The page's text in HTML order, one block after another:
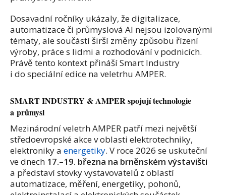
Dosavadní ročníky ukázaly, že digitalizace,
automatizace či průmyslová AI nejsou izolovanými
tématy, ale součástí širší změny způsobu řízení
výroby, práce s lidmi a rozhodování v podnicích.
Právě tento kontext přináší Smart Industry
i do speciální edice na veletrhu AMPER.
SMART INDUSTRY & AMPER spojují technologie
a průmysl
Mezinárodní veletrh AMPER patří mezi největší
středoevropské akce v oblasti elektrotechniky,
elektroniky a energetiky. V roce 2026 se uskuteční
ve dnech 17.–19. března na brněnském výstavišti
a představí stovky vystavovatelů z oblastí
automatizace, měření, energetiky, pohonů,